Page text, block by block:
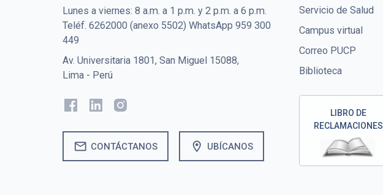
Lunes a viernes: 8 a.m. a 1 p.m. y 2 p.m. a 6 p.m.
Teléf. 6262000 (anexo 5502) WhatsApp 959 300
449
Av. Universitaria 1801, San Miguel 15088,
Lima - Perú
mail CONTÁCTANOS location_on UBÍCANOS
Servicio de Salud
Campus virtual
Correo PUCP
Biblioteca
LIBRO DE
RECLAMACIONES